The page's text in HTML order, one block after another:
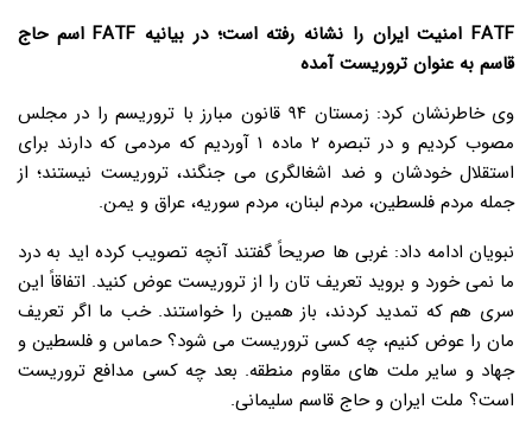
FATF امنیت ایران را نشانه رفته است؛ در بیانیه FATF اسم حاج
قاسم به عنوان تروریست آمده
وی خاطرنشان کرد: زمستان ۹۴ قانون مبارز با تروریسم را در مجلس
مصوب کردیم و در تبصره ۲ ماده ۱ آوردیم که مردمی که دارند برای
استقلال خودشان و ضد اشغالگری می جنگند، تروریست نیستند؛ از
جمله مردم فلسطین، مردم لبنان، مردم سوریه، عراق و یمن.
نبویان ادامه داد: غربی ها صریحاً گفتند آنچه تصویب کرده اید به درد
ما نمی خورد و بروید تعریف تان را از تروریست عوض کنید. اتفاقاً این
سری هم که تمدید کردند، باز همین را خواستند. خب ما اگر تعریف
مان را عوض کنیم، چه کسی تروریست می شود؟ حماس و فلسطین و
جهاد و سایر ملت های مقاوم منطقه. بعد چه کسی مدافع تروریست
است؟ ملت ایران و حاج قاسم سلیمانی.